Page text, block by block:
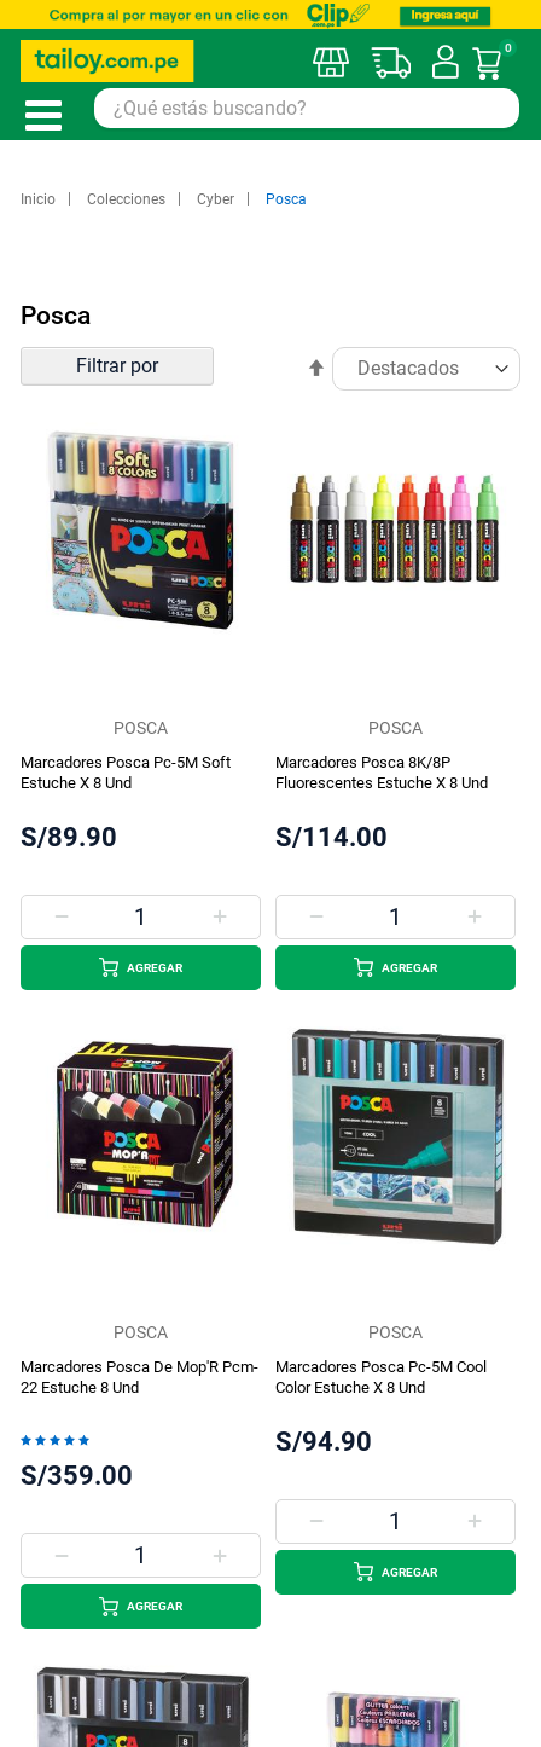
Mi
0
Inicio Colecciones Cyber Posca
Posca
Ordenar
por Establecer
dirección
POSCA
Marcadores Posca Pc-5M Soft
Estuche X 8 Und
S/89.90
AGREGAR
POSCA
Marcadores Posca 8K/8P
Fluorescentes Estuche X 8 Und
S/114.00
AGREGAR
POSCA
Marcadores Posca De Mop'R Pcm-
22 Estuche 8 Und
Valoración:
S/359.00
AGREGAR
POSCA
Marcadores Posca Pc-5M Cool
Color Estuche X 8 Und
S/94.90
AGREGAR
Filtrar por